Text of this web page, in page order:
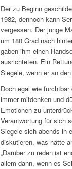
Der zu Beginn
1982, dennoch kann
vergessen. Der junge
um 180 Grad nach
gaben ihm einen
ausrichteten. Ein
Siegele, wenn er an
Doch egal wie
immer mitdenken und
Emotionen zu
Verantwortung für sich
Siegele sich abends in
diskutieren, was hätte
„Darüber zu reden ist
allem dann, wenn es